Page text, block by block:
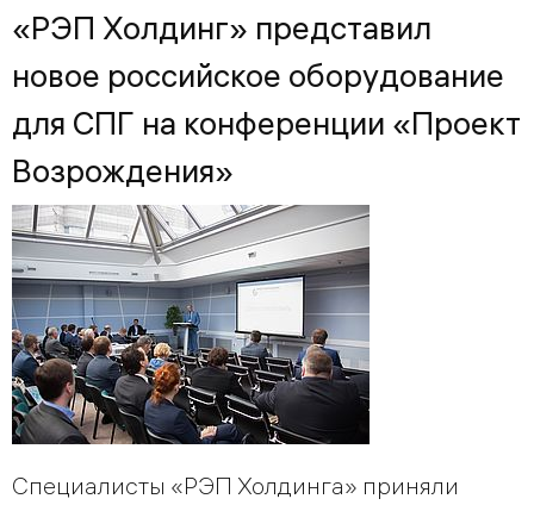
«РЭП Холдинг» представил
новое российское оборудование
для СПГ на конференции «Проект
Возрождения»
Специалисты «РЭП Холдинга» приняли